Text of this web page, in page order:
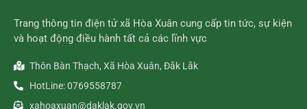
Trang thông tin điện tử xã Hòa Xuân cung cấp tin tức, sự kiện
và hoạt động điều hành tất cả các lĩnh vực
Thôn Bàn Thạch, Xã Hòa Xuân, Đắk Lắk
HotLine: 0769558787
xahoaxuan@daklak.gov.vn